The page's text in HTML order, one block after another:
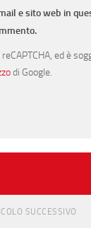
e sito web in
ed è
di Google.
SUCCESSIVO